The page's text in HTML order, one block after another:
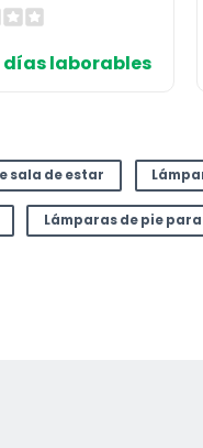
días laborables
sala de estar
Lámparas de pie